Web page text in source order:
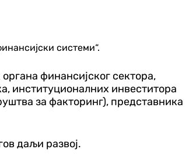
системи“.
финансијског сектора,
институционалних инвеститора
за факторинг), представника
даљи развој.